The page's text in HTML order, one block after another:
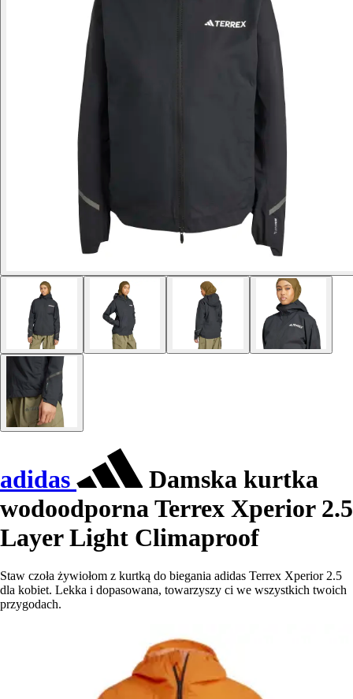
adidas
Damska kurtka
wodoodporna Terrex Xperior 2.5
Layer Light Climaproof
Staw czoła żywiołom z kurtką do biegania adidas Terrex Xperior 2.5
dla kobiet. Lekka i dopasowana, towarzyszy ci we wszystkich twoich
przygodach.